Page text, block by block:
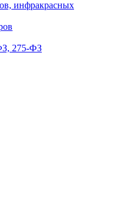
инфракрасных
275-ФЗ